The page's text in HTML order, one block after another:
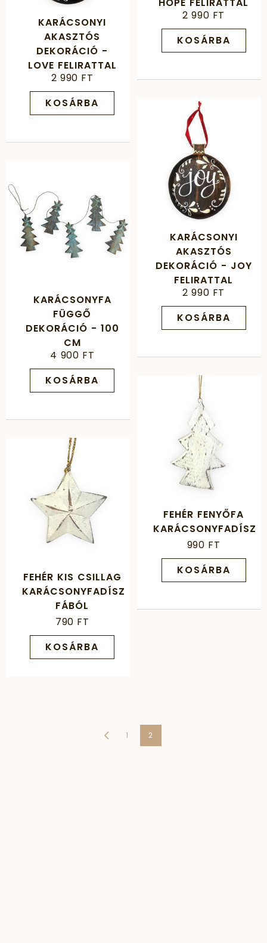
2 990 FT
KOSÁRBA
KARÁCSONYI
AKASZTÓS
DEKORÁCIÓ -
LOVE FELIRATTAL
2 990 FT
KOSÁRBA
KARÁCSONYI
AKASZTÓS
DEKORÁCIÓ - JOY
FELIRATTAL
2 990 FT
KOSÁRBA
KARÁCSONYFA
FÜGGŐ
DEKORÁCIÓ - 100
CM
4 900 FT
KOSÁRBA
FEHÉR FENYŐFA
KARÁCSONYFADÍSZ
990 FT
KOSÁRBA
FEHÉR KIS CSILLAG
KARÁCSONYFADÍSZ
FÁBÓL
790 FT
KOSÁRBA
1 2